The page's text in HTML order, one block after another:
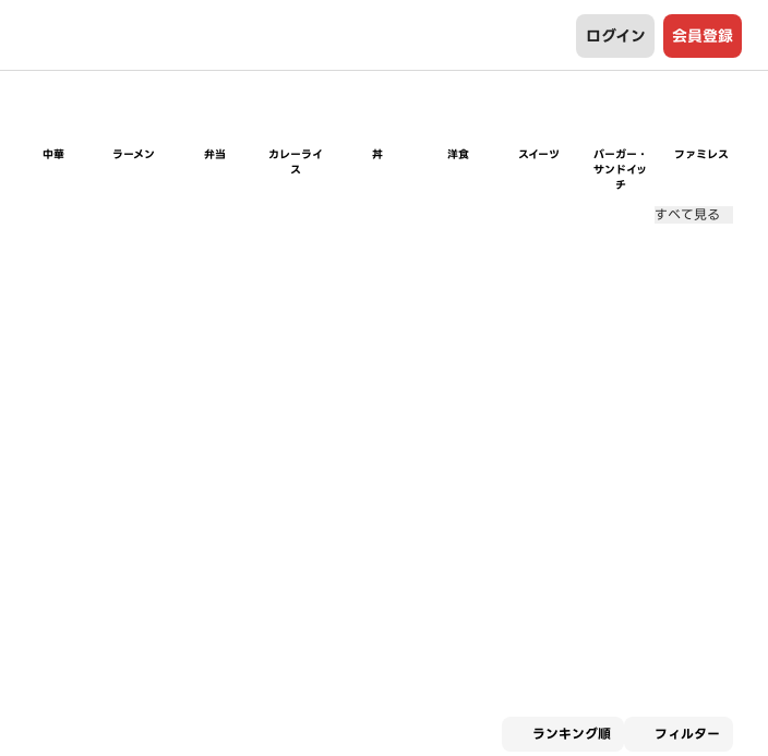
ログイン 会員登録
中華 ラーメン 弁当
カレーライ
ス
丼 洋食 スイーツ
バーガー・
サンドイッ
チ
ファミレス
すべて見る
ランキング順 フィルター